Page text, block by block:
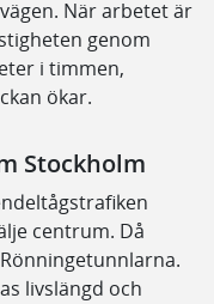
När arbetet är
genom
i timmen,
ökar.
Stockholm
centrum. Då
livslängd och